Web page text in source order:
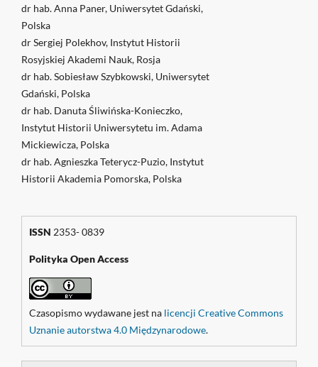
dr hab. Anna Paner, Uniwersytet Gdański,
Polska
dr Sergiej Polekhov, Instytut Historii
Rosyjskiej Akademi Nauk, Rosja
dr hab. Sobiesław Szybkowski, Uniwersytet
Gdański, Polska
dr hab. Danuta Śliwińska-Konieczko,
Instytut Historii Uniwersytetu im. Adama
Mickiewicza, Polska
dr hab. Agnieszka Teterycz-Puzio, Instytut
Historii Akademia Pomorska, Polska
ISSN 2353- 0839
Polityka Open Access
Czasopismo wydawane jest na licencji Creative Commons
Uznanie autorstwa 4.0 Międzynarodowe.